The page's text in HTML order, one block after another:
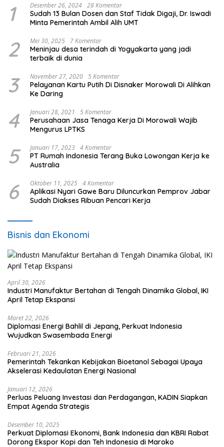
1 Desember 26, 2024 28 Komentar
Sudah 13 Bulan Dosen dan Staf Tidak Digaji, Dr. Iswadi
Minta Pemerintah Ambil Alih UMT
2 Mei 30, 2025 7 Komentar
Meninjau desa terindah di Yogyakarta yang jadi
terbaik di dunia
3 November 27, 2020 5 Komentar
Pelayanan Kartu Putih Di Disnaker Morowali Di Alihkan
Ke Daring
4 Januari 28, 2021 5 Komentar
Perusahaan Jasa Tenaga Kerja Di Morowali Wajib
Mengurus LPTKS
5 Januari 17, 2023 4 Komentar
PT Rumah Indonesia Terang Buka Lowongan Kerja ke
Australia
6 Oktober 11, 2025 4 Komentar
Aplikasi Nyari Gawe Baru Diluncurkan Pemprov Jabar
Sudah Diakses Ribuan Pencari Kerja
Bisnis dan Ekonomi
April 30, 2026
Industri Manufaktur Bertahan di Tengah Dinamika Global, IKI
April Tetap Ekspansi
Maret 22, 2026
Diplomasi Energi Bahlil di Jepang, Perkuat Indonesia
Wujudkan Swasembada Energi
Februari 21, 2026
Pemerintah Tekankan Kebijakan Bioetanol Sebagai Upaya
Akselerasi Kedaulatan Energi Nasional
Januari 12, 2026
Perluas Peluang Investasi dan Perdagangan, KADIN Siapkan
Empat Agenda Strategis
Desember 10, 2025
Perkuat Diplomasi Ekonomi, Bank Indonesia dan KBRI Rabat
Dorong Ekspor Kopi dan Teh Indonesia di Maroko